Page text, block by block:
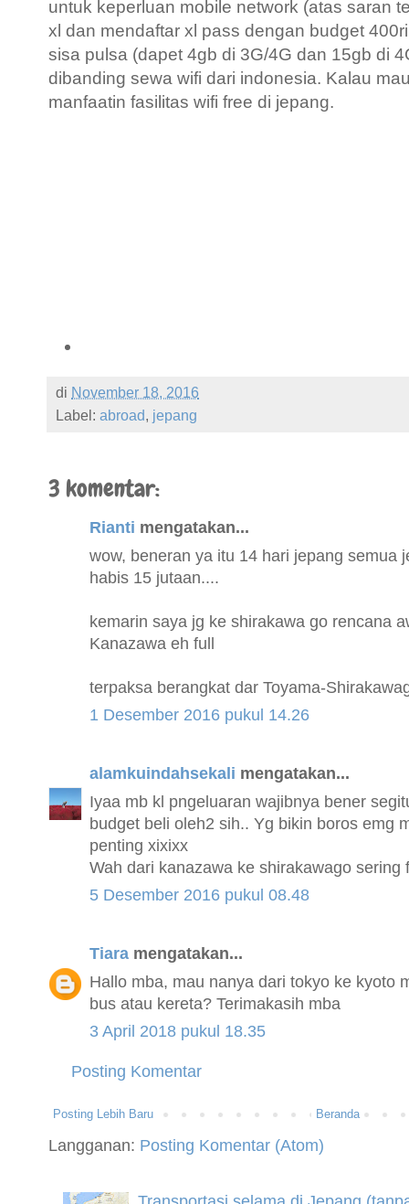
untuk keperluan mobile network (atas saran
xl dan mendaftar xl pass dengan budget
sisa pulsa (dapet 4gb di 3G/4G dan 15gb di
dibanding sewa wifi dari indonesia. Kalau
manfaatin fasilitas wifi free di jepang.
di November 18, 2016
Label: abroad, jepang
3 komentar:
Rianti mengatakan...
wow, beneran ya itu 14 hari jepang semua
habis 15 jutaan....
kemarin saya jg ke shirakawa go rencana
Kanazawa eh full
terpaksa berangkat dar Toyama-
1 Desember 2016 pukul 14.26
alamkuindahsekali mengatakan...
Iyaa mb kl pngeluaran wajibnya bener
budget beli oleh2 sih.. Yg bikin boros emg
penting xixixx
Wah dari kanazawa ke shirakawago sering
5 Desember 2016 pukul 08.48
Tiara mengatakan...
Hallo mba, mau nanya dari tokyo ke kyoto
bus atau kereta? Terimakasih mba
3 April 2018 pukul 18.35
Posting Komentar
Posting Lebih Baru Beranda
Langganan: Posting Komentar (Atom)